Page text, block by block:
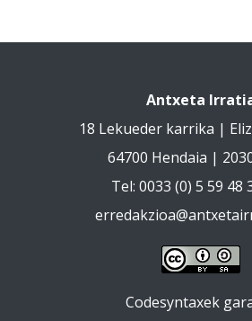
Antxeta
18 Lekueder karrika |
64700 Hendaia |
Tel: 0033 (0) 5 59 48
Codesyntaxek